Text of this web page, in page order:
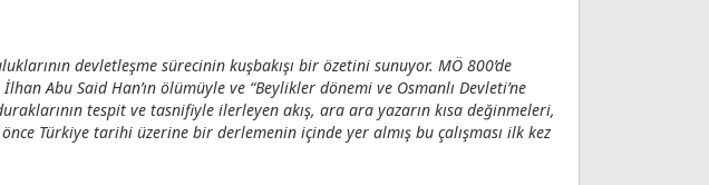
devletleşme sürecinin kuşbakışı bir özetini sunuyor. MÖ 800’de
Abu Said Han’ın ölümüyle ve “Beylikler dönemi ve Osmanlı Devleti’ne
tespit ve tasnifiyle ilerleyen akış, ara ara yazarın kısa değinmeleri,
Türkiye tarihi üzerine bir derlemenin içinde yer almış bu çalışması ilk kez